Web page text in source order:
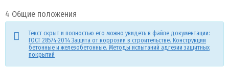
4 Общие положения
Текст скрыт и полностью его можно увидеть в файле документации:
ГОСТ 28574-2014 Защита от коррозии в строительстве. Конструкции
бетонные и железобетонные. Методы испытаний адгезии защитных
покрытий